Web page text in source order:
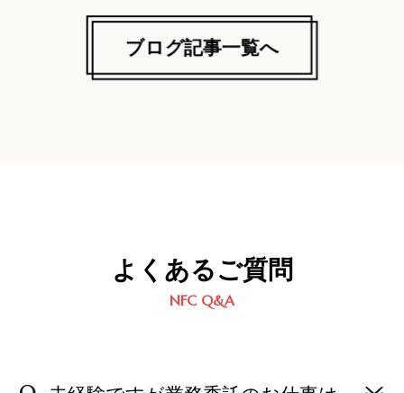
ブログ記事一覧へ
よくあるご質問
NFC Q&A